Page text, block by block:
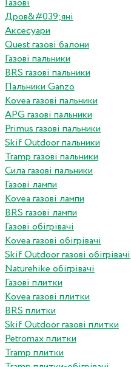
Газові
Дров&#039;яні
Аксесуари
Quest газові балони
Газові пальники
BRS газові пальники
Пальники Ganzo
Kovea газові пальники
APG газові пальники
Primus газові пальники
Skif Outdoor пальники
Tramp газові пальники
Сила газові пальники
Газові лампи
Kovea газові лампи
BRS газові лампи
Газові обігрівачі
Kovea газові обігрівачі
Skif Outdoor газові обігрівачі
Naturehike обігрівачі
Газові плитки
Kovea газові плитки
BRS плитки
Skif Outdoor газові плитки
Petromax плитки
Tramp плитки